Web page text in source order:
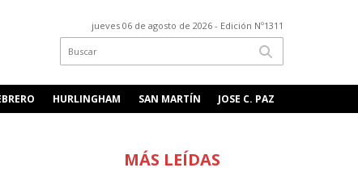
jueves 06 de agosto de 2026 - Edición Nº1311
HURLINGHAM SAN MARTÍN JOSE C. PAZ
MÁS LEÍDAS